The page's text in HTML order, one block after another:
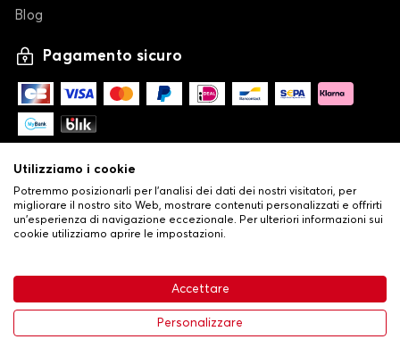
66,08 €
-35% 101,66 €
Aggiungi al carrello
Blog
Pagamento sicuro
Condizioni generali di vendita•
Politica sulla privacy e sui cookie•Livraison
Utilizziamo i cookie
Potremmo posizionarli per l'analisi dei dati dei nostri visitatori, per
migliorare il nostro sito Web, mostrare contenuti personalizzati e offrirti
un'esperienza di navigazione eccezionale. Per ulteriori informazioni sui
cookie utilizziamo aprire le impostazioni.
Accettare
Personalizzare